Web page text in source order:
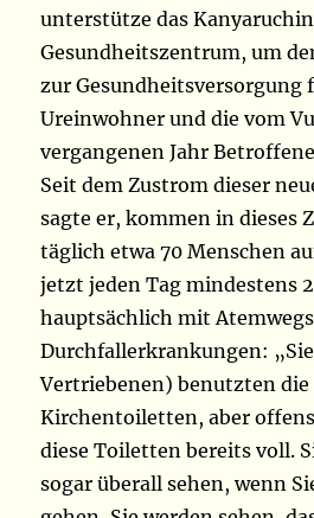
unterstütze das
Gesundheitszentrum, um
zur Gesundheitsversorgung
Ureinwohner und die vom
vergangenen Jahr
Seit dem Zustrom dieser
sagte er, kommen in dieses
täglich etwa 70 Menschen
jetzt jeden Tag mindestens
hauptsächlich mit
Durchfallerkrankungen:
Vertriebenen) benutzten
Kirchentoiletten, aber
diese Toiletten bereits voll.
sogar überall sehen, wenn